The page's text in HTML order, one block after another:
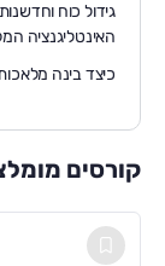
האינטליגנציה
כיצד בינה
קורסים